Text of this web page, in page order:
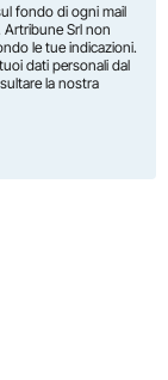
fondo di ogni mail
Artribune Srl non
le tue indicazioni.
dati personali dal
la nostra